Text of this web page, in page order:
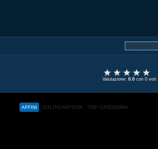
Valutazione: 0.0 con 0 voti
AFFINI SOLITO ARTISTA TOP CATEGORIA